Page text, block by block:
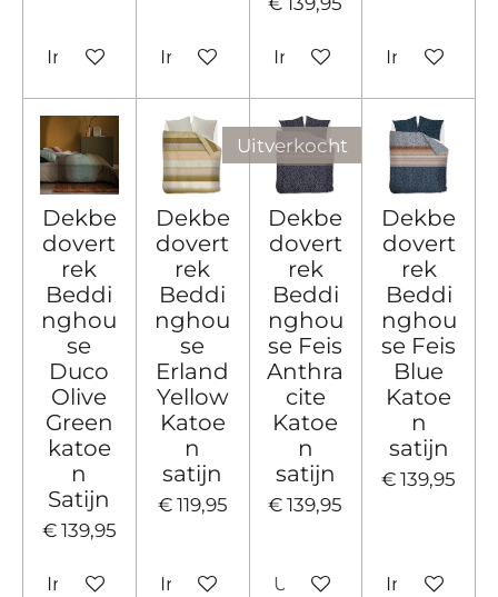
In winkelwagenIn winkelwagenIn winkelwagen
In
Dekbe
dovert
rek
Beddi
nghou
se
Duco
Olive
Green
katoe
n
Satijn
€ 139,95
In winkelwagen
Dekbe
dovert
rek
Beddi
nghou
se
Erland
Yellow
Katoe
n
satijn
€ 119,95
In winkelwagen
Uitverkocht
Dekbe
dovert
rek
Beddi
nghou
se Feis
Anthra
cite
Katoe
n
satijn
€ 139,95
Uitverkocht
Dekbe
dovert
rek
Beddi
nghou
se Feis
Blue
Katoe
n
satijn
€ 139,95
In